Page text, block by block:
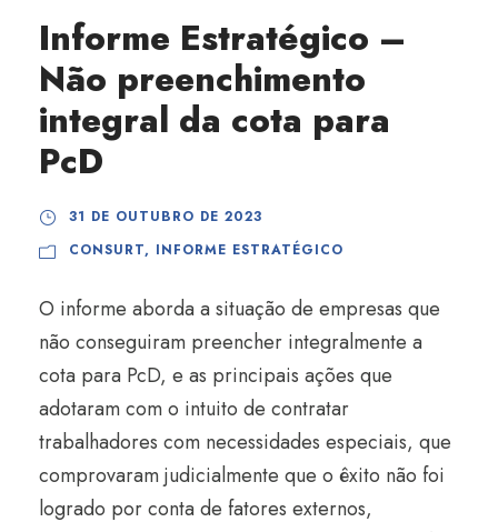
Informe Estratégico –
Não preenchimento
integral da cota para
PcD
31 DE OUTUBRO DE 2023
CONSURT, INFORME ESTRATÉGICO
O informe aborda a situação de empresas que
não conseguiram preencher integralmente a
cota para PcD, e as principais ações que
adotaram com o intuito de contratar
trabalhadores com necessidades especiais, que
comprovaram judicialmente que o êxito não foi
logrado por conta de fatores externos,